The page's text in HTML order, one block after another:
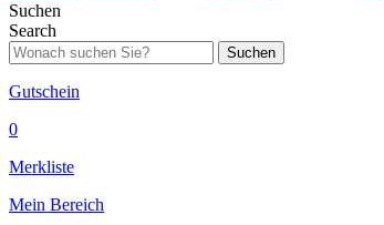
Suchen
Search
Suchen
Gutschein
0
Merkliste
Mein Bereich